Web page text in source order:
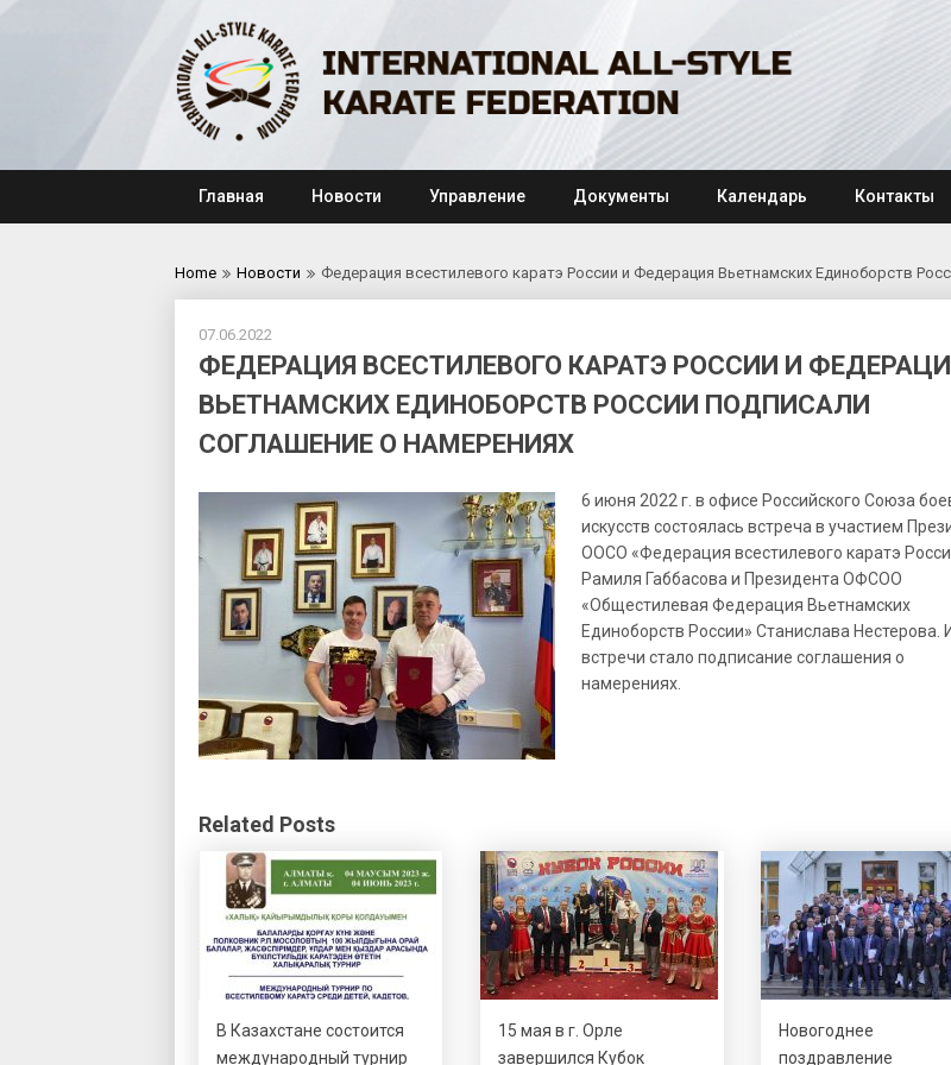
Главная Новости Управление Документы Календарь Контакты
Home Новости Федерация всестилевого каратэ России и Федерация Вьетнамских Единоборств
07.06.2022
ФЕДЕРАЦИЯ ВСЕСТИЛЕВОГО КАРАТЭ РОССИИ И
ВЬЕТНАМСКИХ ЕДИНОБОРСТВ РОССИИ ПОДПИСАЛИ
СОГЛАШЕНИЕ О НАМЕРЕНИЯХ
6 июня 2022 г. в офисе Российского Союза
искусств состоялась встреча в участием
ООСО «Федерация всестилевого каратэ
Рамиля Габбасова и Президента ОФСОО
«Общестилевая Федерация Вьетнамских
Единоборств России» Станислава Нестерова.
встречи стало подписание соглашения о
намерениях.
Related Posts
В Казахстане состоится
международный турнир
15 мая в г. Орле
завершился Кубок
Новогоднее
поздравление